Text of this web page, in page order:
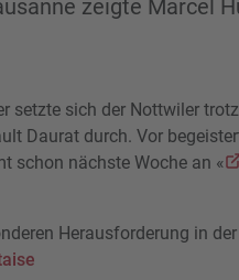
zeigte Marcel
setzte sich der Nottwiler
Daurat durch. Vor
schon nächste Woche an «
Herausforderung in